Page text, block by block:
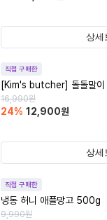
상세
직접 구매한
[Kim's butcher] 돌돌말이
16,990원
24% 12,900원
상세
직접 구매한
냉동 허니 애플망고 500g
9,990원